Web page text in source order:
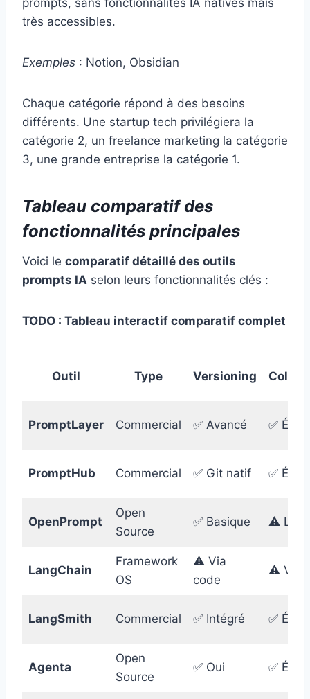
prompts, sans fonctionnalités IA natives mais
très accessibles.
Exemples : Notion, Obsidian
Chaque catégorie répond à des besoins
différents. Une startup tech privilégiera la
catégorie 2, un freelance marketing la catégorie
3, une grande entreprise la catégorie 1.
Tableau comparatif des
fonctionnalités principales
Voici le comparatif détaillé des outils
prompts IA selon leurs fonctionnalités clés :
TODO : Tableau interactif comparatif complet
Outil Type Versioning
PromptLayer Commercial ✅ Avancé ✅
PromptHub Commercial ✅ Git natif ✅
OpenPrompt
Open
Source
✅ Basique ⚠️
LangChain
Framework
OS
⚠️ Via
code
⚠️ Via
LangSmith Commercial ✅ Intégré ✅
Agenta
Open
Source
✅ Oui ✅